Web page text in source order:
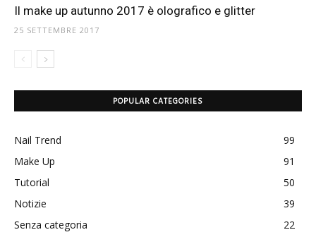
Il make up autunno 2017 è olografico e glitter
25 SETTEMBRE 2017
POPULAR CATEGORIES
Nail Trend
99
Make Up
91
Tutorial
50
Notizie
39
Senza categoria
22